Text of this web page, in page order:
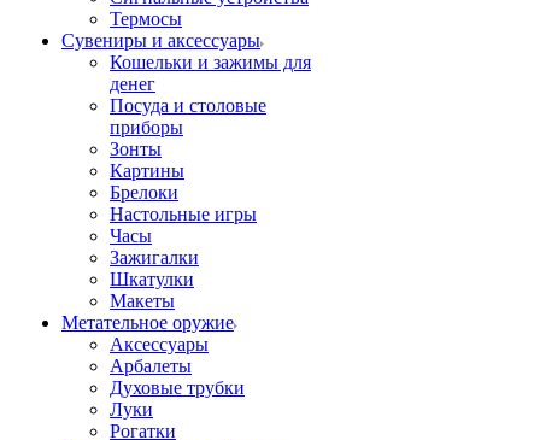
Термосы
Сувениры и аксессуары
Кошельки и зажимы для
денег
Посуда и столовые
приборы
Зонты
Картины
Брелоки
Настольные игры
Часы
Зажигалки
Шкатулки
Макеты
Метательное оружие
Аксессуары
Арбалеты
Духовые трубки
Луки
Рогатки